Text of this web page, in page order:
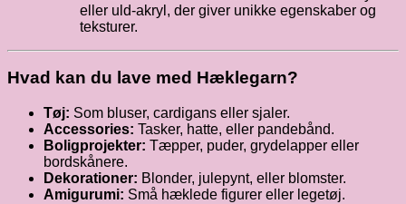
eller uld-akryl, der giver unikke egenskaber og
teksturer.
Hvad kan du lave med Hæklegarn?
Tøj: Som bluser, cardigans eller sjaler.
Accessories: Tasker, hatte, eller pandebånd.
Boligprojekter: Tæpper, puder, grydelapper eller
bordskånere.
Dekorationer: Blonder, julepynt, eller blomster.
Amigurumi: Små hæklede figurer eller legetøj.